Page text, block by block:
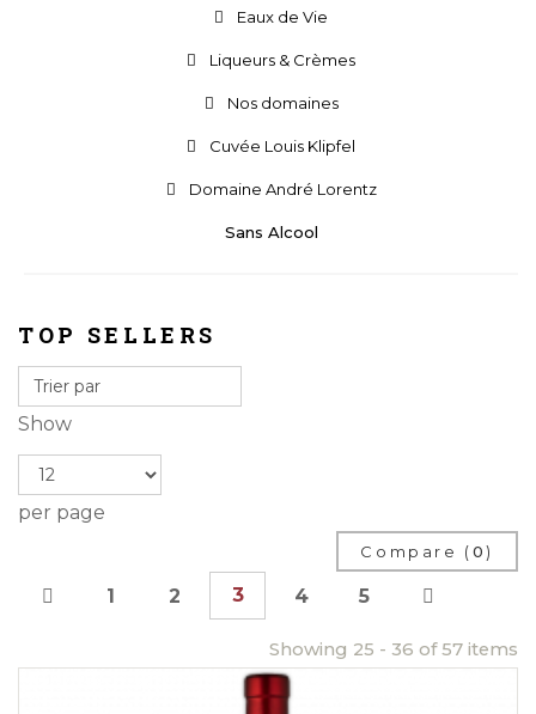
Eaux de Vie
Liqueurs & Crèmes
Nos domaines
Cuvée Louis Klipfel
Domaine André Lorentz
Sans Alcool
TOP SELLERS
Show
per page
Compare (0)
1 2 3 4 5
Showing 25 - 36 of 57 items